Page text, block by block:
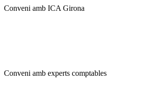
Conveni amb ICA Girona
Conveni amb experts comptables